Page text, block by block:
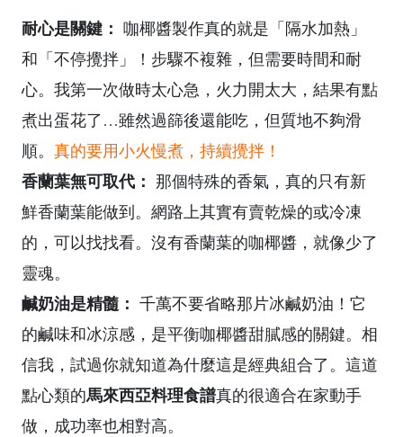
耐心是關鍵： 咖椰醬製作真的就是「隔水加熱」
和「不停攪拌」！步驟不複雜，但需要時間和耐
心。我第一次做時太心急，火力開太大，結果有點
煮出蛋花了…雖然過篩後還能吃，但質地不夠滑
順。 真的要用小火慢煮，持續攪拌！
香蘭葉無可取代： 那個特殊的香氣，真的只有新
鮮香蘭葉能做到。網路上其實有賣乾燥的或冷凍
的，可以找找看。沒有香蘭葉的咖椰醬，就像少了
靈魂。
鹹奶油是精髓： 千萬不要省略那片冰鹹奶油！它
的鹹味和冰涼感，是平衡咖椰醬甜膩感的關鍵。相
信我，試過你就知道為什麼這是經典組合了。這道
點心類的馬來西亞料理食譜真的很適合在家動手
做，成功率也相對高。